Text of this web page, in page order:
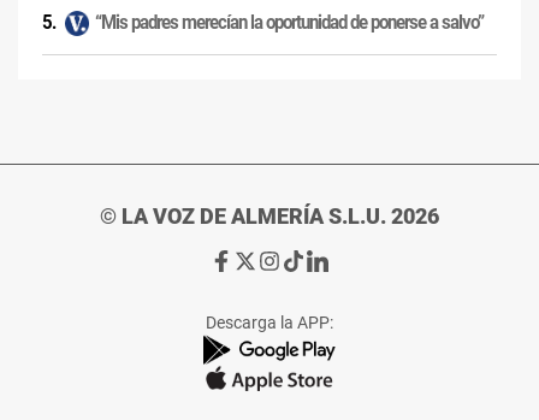
“Mis padres merecían la oportunidad de ponerse a salvo”
© LA VOZ DE ALMERÍA S.L.U. 2026
Ir
de
La
Voz
Ir
de
La
Voz
Ir
de
La
Voz
Ir
de
La
Voz
Ir
de
La
Voz
Descarga la APP: